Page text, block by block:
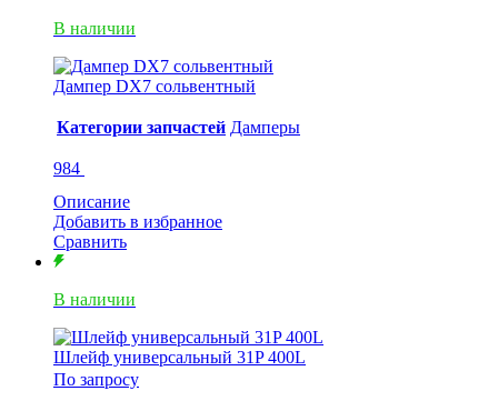
В наличии
Дампер DX7 сольвентный
Категории запчастей Дамперы
984
Описание
Добавить в избранное
Сравнить
В наличии
Шлейф универсальный 31P 400L
По запросу